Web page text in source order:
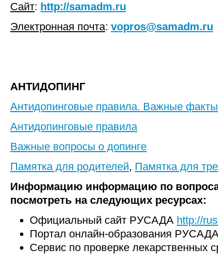
Сайт: http://samadm.ru
Электронная почта: vopros@samadm.ru
АНТИДОПИНГ
Антидопинговые правила. Важные
Антидопинговые правила
Важные вопросы о допинге
Памятка для родителей, Памятка для
Информацию информацию по
посмотреть на следующих ресурсах:
Официальный сайт РУСАДА http://
Портал онлайн-образования
Сервис по проверке лекарственных